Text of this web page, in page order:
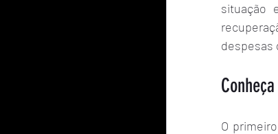
situação
despesas
O